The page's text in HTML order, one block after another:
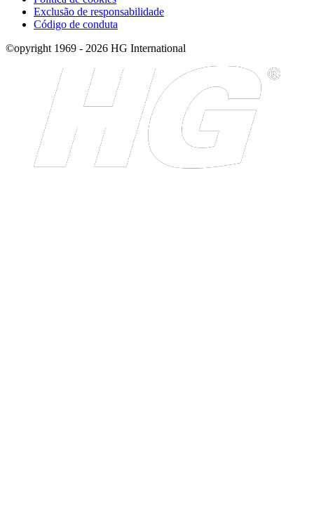
Exclusão de responsabilidade
Código de conduta
©opyright 1969 - 2026 HG International